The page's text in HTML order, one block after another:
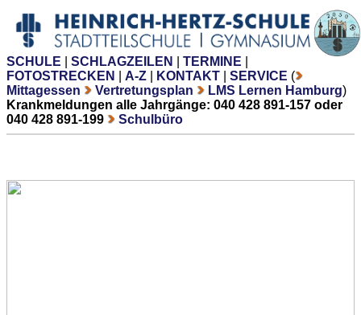
SCHULE SCHLAGZEILEN TERMINE
FOTOSTRECKEN
A-Z KONTAKT SERVICE (
Mittagessen
Vertretungsplan LMS Lernen Hamburg)
Krankmeldungen alle Jahrgänge: 040 428 891-157 oder
040 428 891-199
Schulbüro